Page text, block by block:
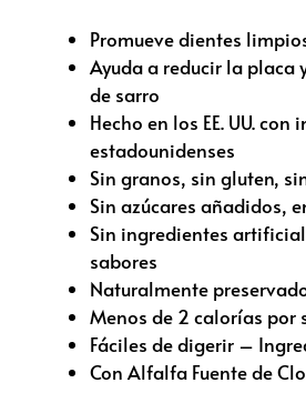
Promueve dientes
Ayuda a reducir la placa
de sarro
Hecho en los EE. UU. con
estadounidenses
Sin granos, sin gluten,
Sin azúcares añadidos,
Sin ingredientes
sabores
Naturalmente
Menos de 2 calorías por
Fáciles de digerir –
Con Alfalfa Fuente de